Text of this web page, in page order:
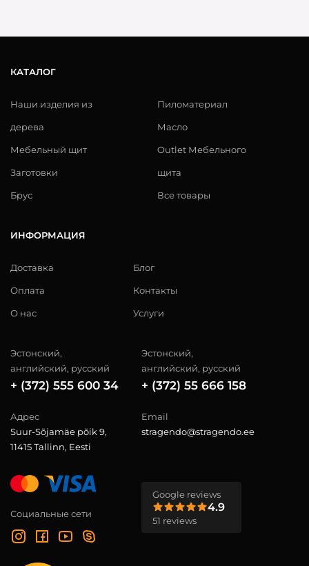
КАТАЛОГ
Наши изделия из
дерева
Мебельный щит
Заготовки
Брус
Пиломатериал
Масло
Outlet Мебельного
щита
Все товары
ИНФОРМАЦИЯ
Доставка
Оплата
О нас
Блог
Контакты
Услуги
Эстонский,
английский, русский
+ (372) 555 600 34
Эстонский,
английский, русский
+ (372) 55 666 158
Адрес
Suur-Sõjamäe põik 9,
11415 Tallinn, Eesti
Email
stragendo@stragendo.ee
Социальные сети
Google reviews
4.9
51 reviews